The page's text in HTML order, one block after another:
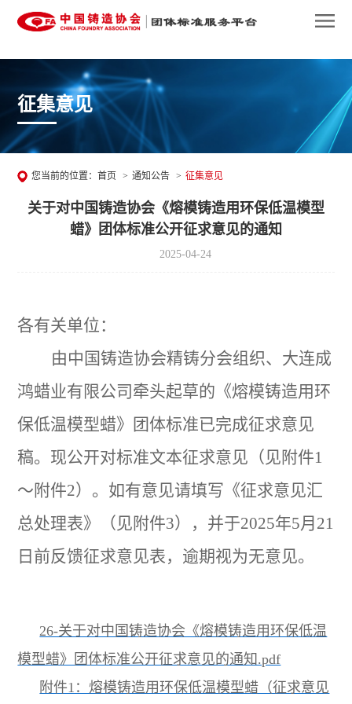
征集意见
您当前的位置：首页 > 通知公告 > 征集意见
关于对中国铸造协会《熔模铸造用环保低温模型
蜡》团体标准公开征求意见的通知
2025-04-24
各有关单位：
由中国铸造协会精铸分会组织、大连成
鸿蜡业有限公司牵头起草的《熔模铸造用环
保低温模型蜡》团体标准已完成征求意见
稿。现公开对标准文本征求意见（见附件1
～附件2）。如有意见请填写《征求意见汇
总处理表》（见附件3），并于2025年5月21
日前反馈征求意见表，逾期视为无意见。
26-关于对中国铸造协会《熔模铸造用环保低温
模型蜡》团体标准公开征求意见的通知.pdf
附件1：熔模铸造用环保低温模型蜡（征求意见